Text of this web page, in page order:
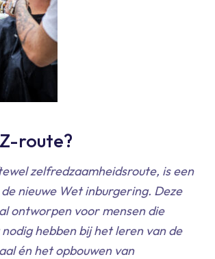
route?
zelfredzaamheidsroute, is een
nieuwe Wet inburgering. Deze
ontworpen voor mensen die
hebben bij het leren van de
én het opbouwen van